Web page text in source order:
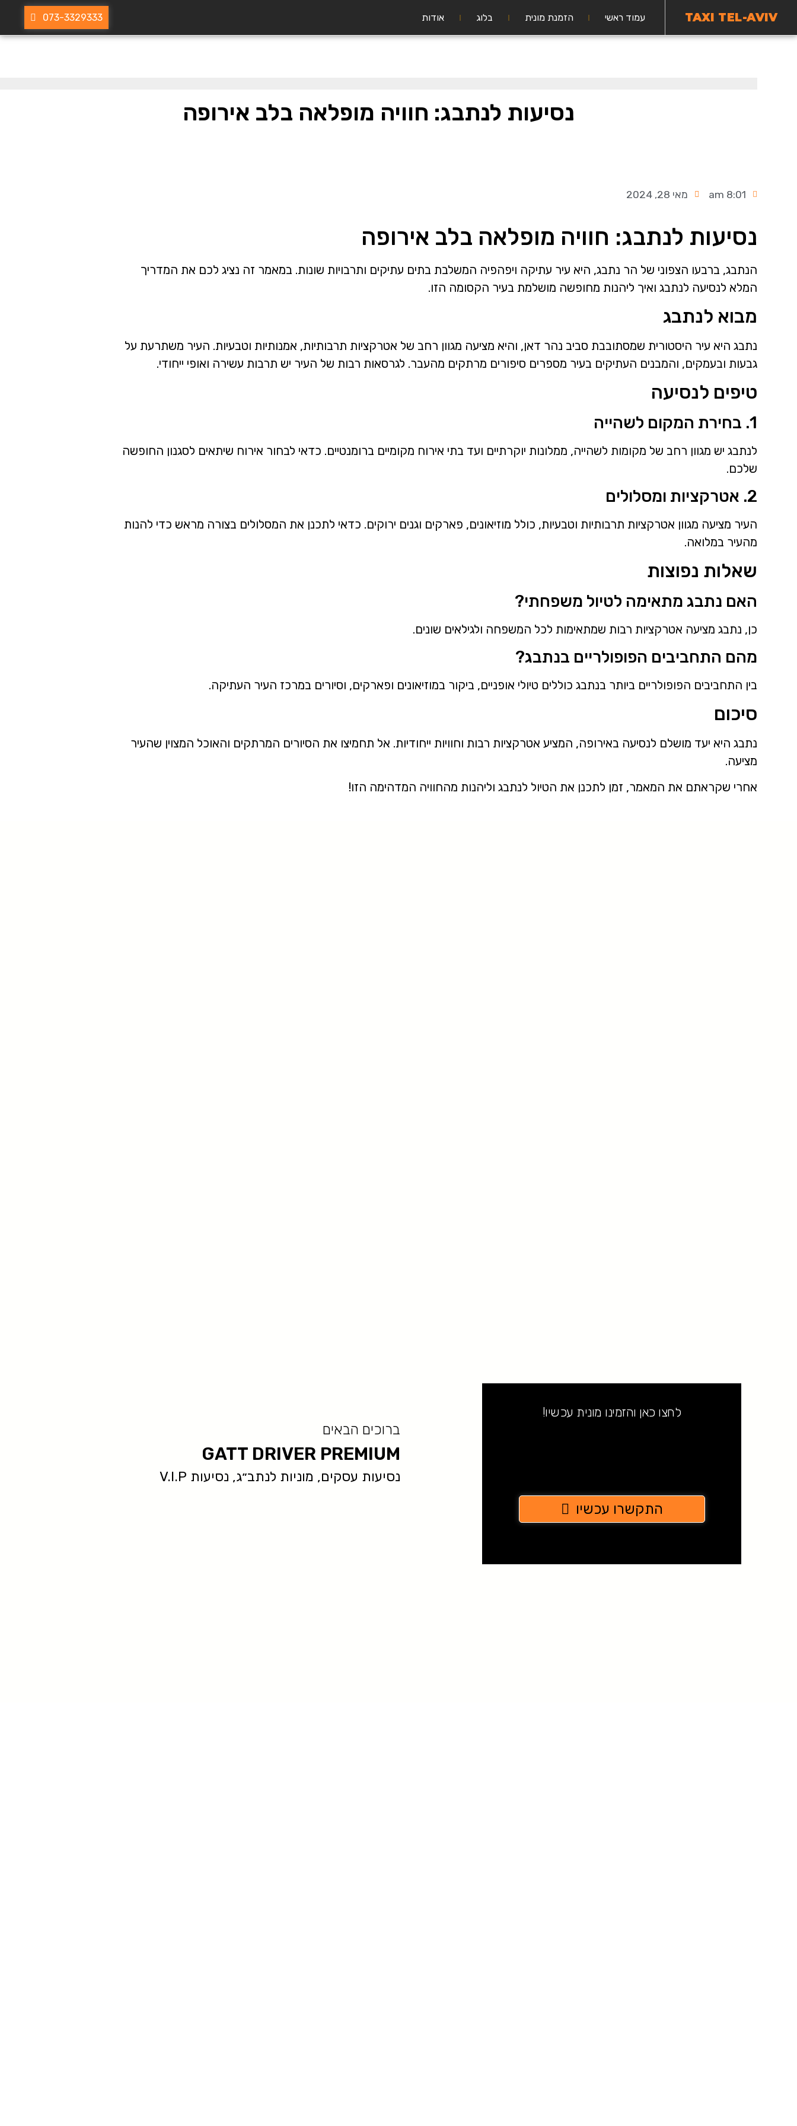
TAXI TEL-AVIV עמוד ראשי הזמנת מונית בלוג אודות 073-3329333
נסיעות לנתבג: חוויה מופלאה בלב אירופה
8:01 am מאי 28, 2024
נסיעות לנתבג: חוויה מופלאה בלב אירופה
הנתבג, ברבעו הצפוני של הר נתבג, היא עיר עתיקה ויפהפיה המשלבת בתים עתיקים ותרבויות שונות. במאמר זה נציג לכם את המדריך
המלא לנסיעה לנתבג ואיך ליהנות מחופשה מושלמת בעיר הקסומה הזו.
מבוא לנתבג
נתבג היא עיר היסטורית שמסתובבת סביב נהר דאן, והיא מציעה מגוון רחב של אטרקציות תרבותיות, אמנותיות וטבעיות. העיר משתרעת על
גבעות ובעמקים, והמבנים העתיקים בעיר מספרים סיפורים מרתקים מהעבר. לגרסאות רבות של העיר יש תרבות עשירה ואופי ייחודי.
טיפים לנסיעה
1. בחירת המקום לשהייה
לנתבג יש מגוון רחב של מקומות לשהייה, ממלונות יוקרתיים ועד בתי אירוח מקומיים ברומנטיים. כדאי לבחור אירוח שיתאים לסגנון החופשה
שלכם.
2. אטרקציות ומסלולים
העיר מציעה מגוון אטרקציות תרבותיות וטבעיות, כולל מוזיאונים, פארקים וגנים ירוקים. כדאי לתכנן את המסלולים בצורה מראש כדי להנות
מהעיר במלואה.
שאלות נפוצות
האם נתבג מתאימה לטיול משפחתי?
כן, נתבג מציעה אטרקציות רבות שמתאימות לכל המשפחה ולגילאים שונים.
מהם התחביבים הפופולריים בנתבג?
בין התחביבים הפופולריים ביותר בנתבג כוללים טיולי אופניים, ביקור במוזיאונים ופארקים, וסיורים במרכז העיר העתיקה.
סיכום
נתבג היא יעד מושלם לנסיעה באירופה, המציע אטרקציות רבות וחוויות ייחודיות. אל תחמיצו את הסיורים המרתקים והאוכל המצוין שהעיר
מציעה.
אחרי שקראתם את המאמר, זמן לתכנן את הטיול לנתבג וליהנות מהחוויה המדהימה הזו!
לחצו כאן והזמינו מונית עכשיו!
התקשרו עכשיו
ברוכים הבאים
GATT DRIVER PREMIUM
נסיעות עסקים, מוניות לנתב״ג, נסיעות V.I.P